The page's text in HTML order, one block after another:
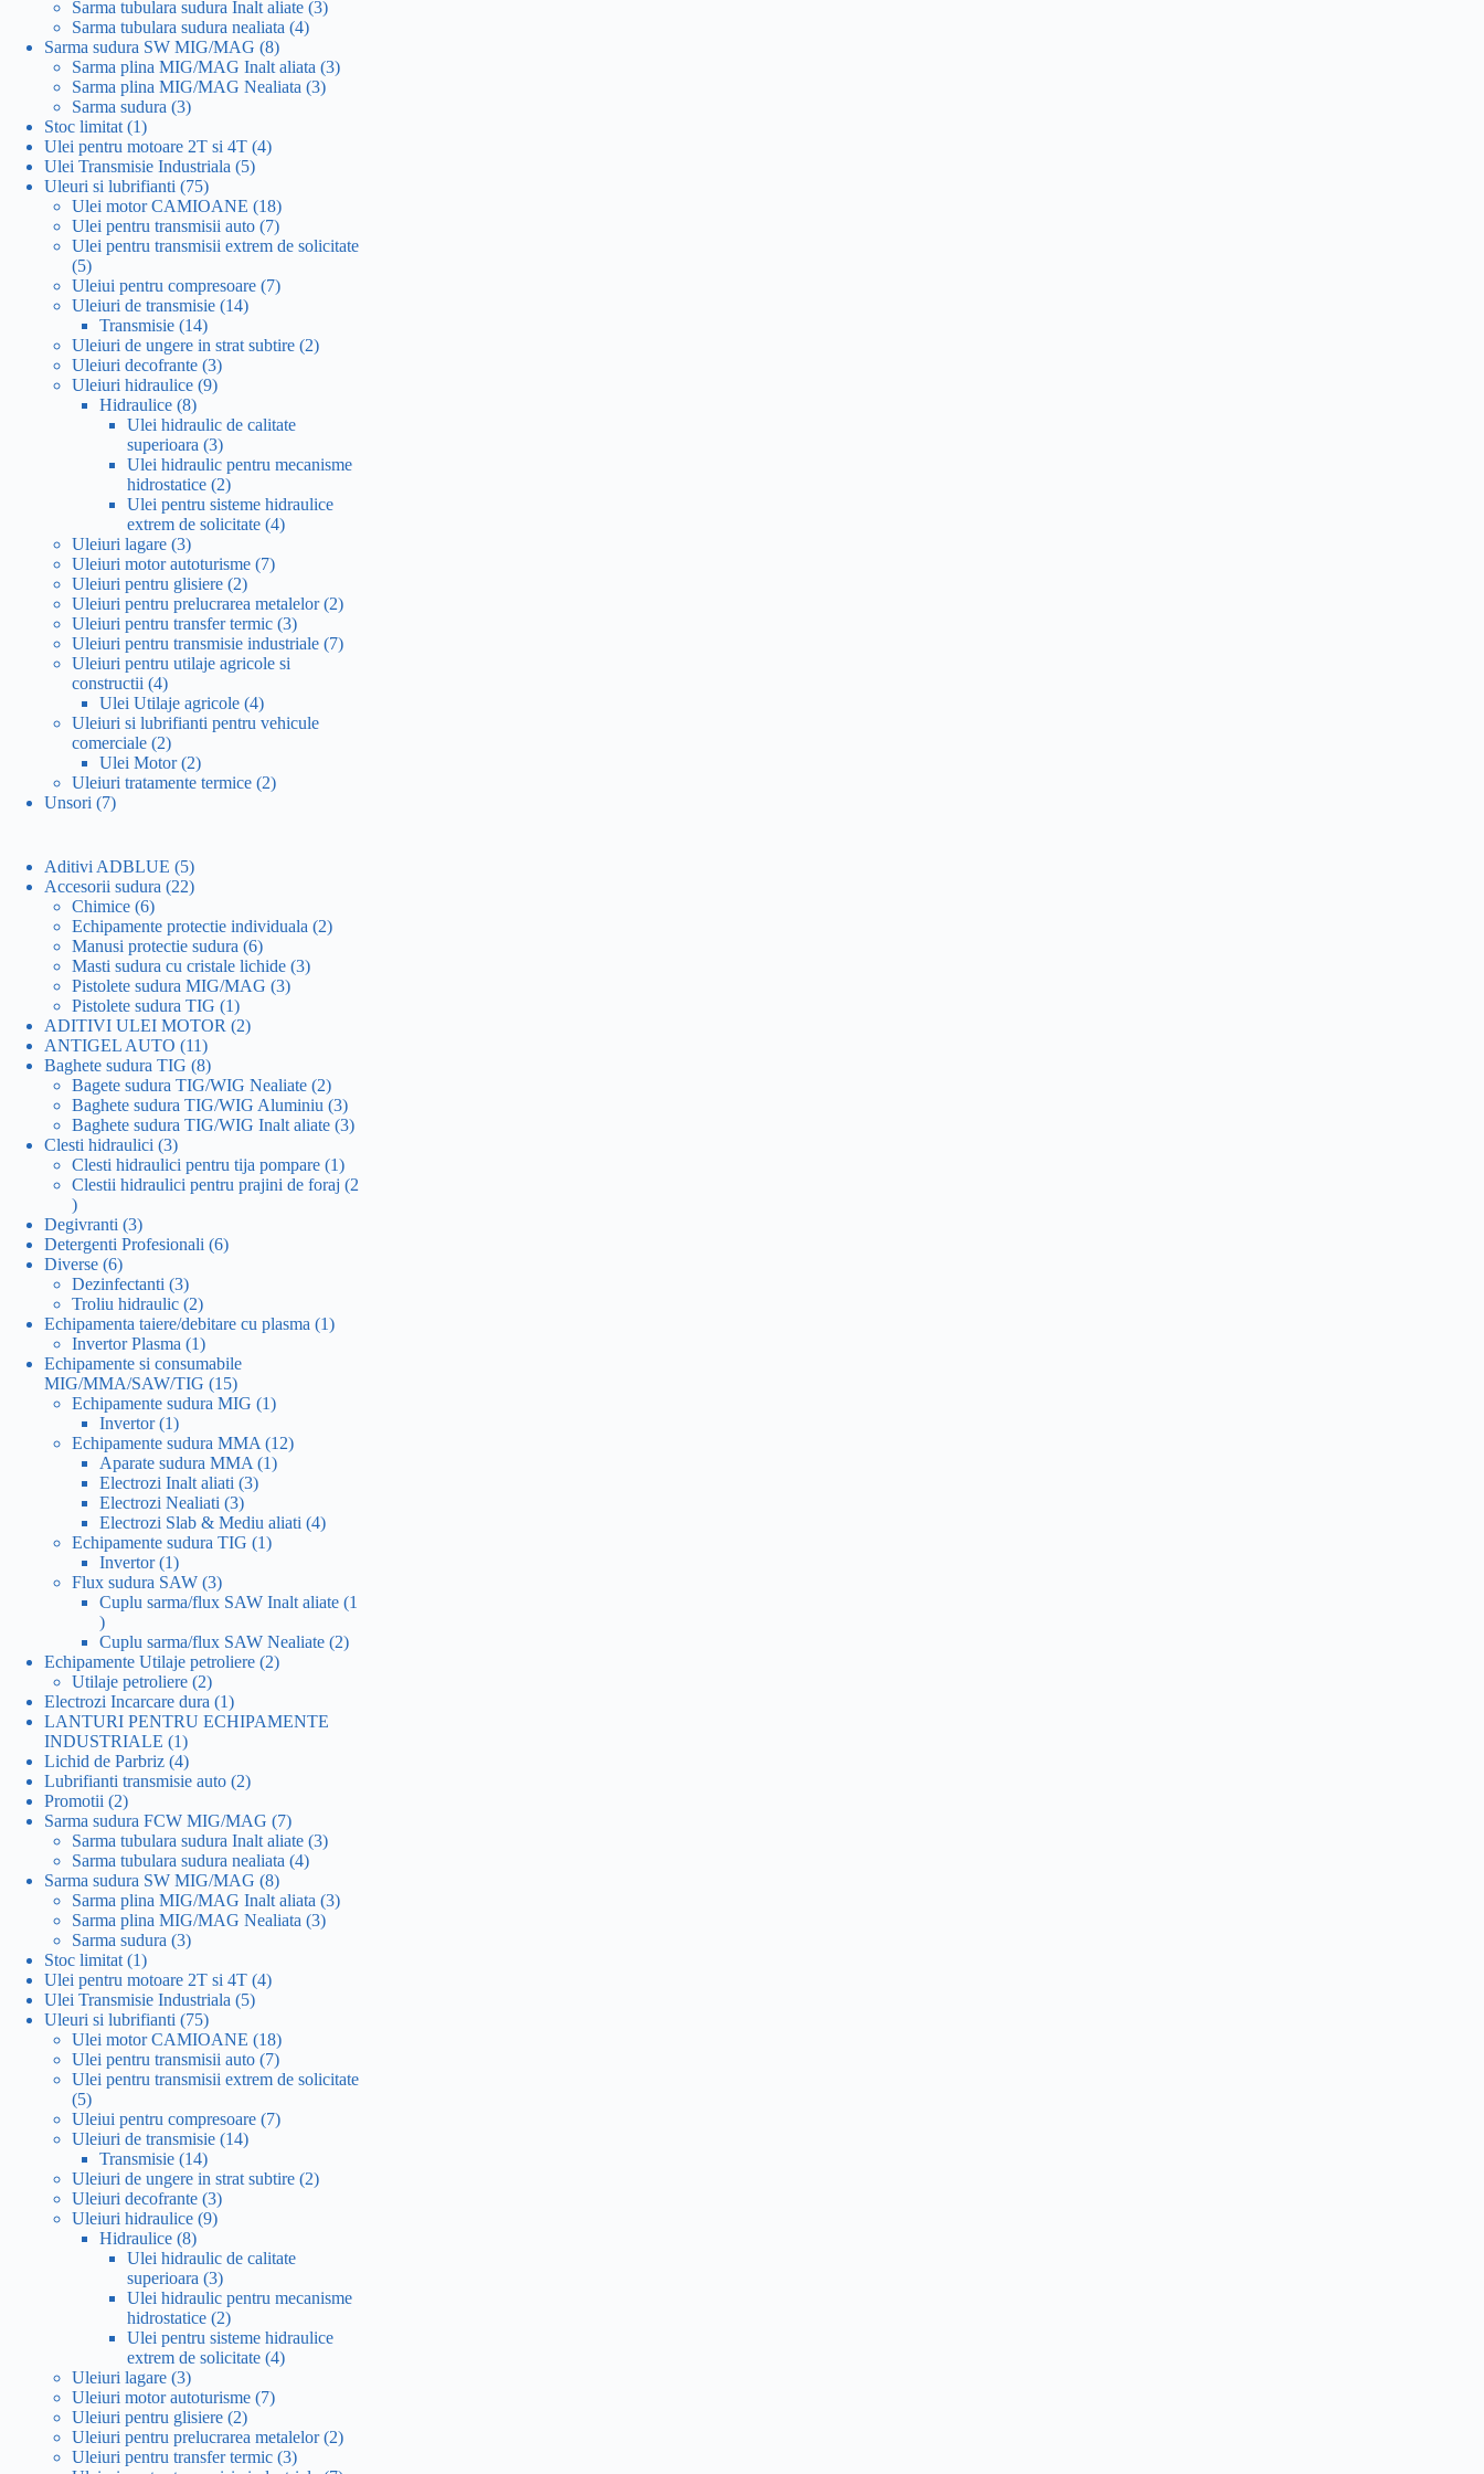
produse
Sarma tubulara sudura Inalt aliate 33
Sarma tubulara sudura nealiata 44
Sarma sudura SW MIG/MAG 88
produse
Sarma plina MIG/MAG Inalt aliata 33
Sarma plina MIG/MAG Nealiata 33
Sarma sudura 33
Stoc limitat 11
produs
Ulei pentru motoare 2T si 4T 44
Ulei Transmisie Industriala 55
Uleuri si lubrifianti 7575
de
produse
Ulei motor CAMIOANE 1818
produse
Ulei pentru transmisii auto 77
produse
Ulei pentru transmisii extrem de solicitate
55
produse
Uleiui pentru compresoare 77
Uleiuri de transmisie 1414
Transmisie 1414
produse
Uleiuri de ungere in strat subtire 22
Uleiuri decofrante 33
produse
Uleiuri hidraulice 99
Hidraulice 88
produse
Ulei hidraulic de calitate
superioara 33
produse
Ulei hidraulic pentru mecanisme
hidrostatice 22
produse
Ulei pentru sisteme hidraulice
extrem de solicitate 44
Uleiuri lagare 33
produse
Uleiuri motor autoturisme 77
Uleiuri pentru glisiere 22
produse
Uleiuri pentru prelucrarea metalelor 22
Uleiuri pentru transfer termic 33
produse
Uleiuri pentru transmisie industriale 77
Uleiuri pentru utilaje agricole si
constructii 44
produse
Ulei Utilaje agricole 44
produse
Uleiuri si lubrifianti pentru vehicule
comerciale 22
produse
Ulei Motor 22
produse
Uleiuri tratamente termice 22
Unsori 77
Aditivi ADBLUE 55
produse
Accesorii sudura 2222
produse
Chimice 66
produse
Echipamente protectie individuala 22
Manusi protectie sudura 66
produse
Masti sudura cu cristale lichide 33
Pistolete sudura MIG/MAG 33
Pistolete sudura TIG 11
produs
ADITIVI ULEI MOTOR 22
ANTIGEL AUTO 1111
produse
Baghete sudura TIG 88
produse
Bagete sudura TIG/WIG Nealiate 22
produse
Baghete sudura TIG/WIG Aluminiu 33
produse
Baghete sudura TIG/WIG Inalt aliate 33
Clesti hidraulici 33
produse
Clesti hidraulici pentru tija pompare 11
produs
Clestii hidraulici pentru prajini de foraj
2
2
produse
Degivranti 33
produse
Detergenti Profesionali 66
Diverse 66
produse
Dezinfectanti 33
produse
Troliu hidraulic 22
produse
Echipamenta taiere/debitare cu plasma 11
Invertor Plasma 11
produs
Echipamente si consumabile
MIG/MMA/SAW/TIG
1515
produse
Echipamente sudura MIG 11
Invertor 11
produs
Echipamente sudura MMA 1212
Aparate sudura MMA 11
Electrozi Inalt aliati 33
Electrozi Nealiati 33
produse
Electrozi Slab & Mediu aliati 44
Echipamente sudura TIG 11
Invertor 11
produs
Flux sudura SAW 33
produse
Cuplu sarma/flux SAW Inalt aliate 1
1
produs
Cuplu sarma/flux SAW Nealiate 22
Echipamente Utilaje petroliere 22
Utilaje petroliere 22
produse
Electrozi Incarcare dura 11
produs
LANTURI PENTRU ECHIPAMENTE
INDUSTRIALE
11
produs
Lichid de Parbriz 44
produse
Lubrifianti transmisie auto 22
Promotii 22
produse
Sarma sudura FCW MIG/MAG 77
produse
Sarma tubulara sudura Inalt aliate 33
Sarma tubulara sudura nealiata 44
Sarma sudura SW MIG/MAG 88
produse
Sarma plina MIG/MAG Inalt aliata 33
Sarma plina MIG/MAG Nealiata 33
Sarma sudura 33
Stoc limitat 11
produs
Ulei pentru motoare 2T si 4T 44
Ulei Transmisie Industriala 55
Uleuri si lubrifianti 7575
de
produse
Ulei motor CAMIOANE 1818
produse
Ulei pentru transmisii auto 77
produse
Ulei pentru transmisii extrem de solicitate
55
produse
Uleiui pentru compresoare 77
Uleiuri de transmisie 1414
Transmisie 1414
produse
Uleiuri de ungere in strat subtire 22
Uleiuri decofrante 33
produse
Uleiuri hidraulice 99
Hidraulice 88
produse
Ulei hidraulic de calitate
superioara 33
produse
Ulei hidraulic pentru mecanisme
hidrostatice 22
produse
Ulei pentru sisteme hidraulice
extrem de solicitate 44
Uleiuri lagare 33
produse
Uleiuri motor autoturisme 77
Uleiuri pentru glisiere 22
produse
Uleiuri pentru prelucrarea metalelor 22
Uleiuri pentru transfer termic 33